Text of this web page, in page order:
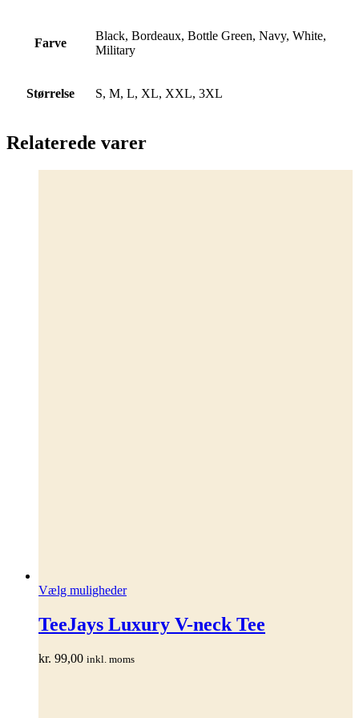
Farve
Black, Bordeaux, Bottle Green, Navy, White,
Military
Størrelse S, M, L, XL, XXL, 3XL
Relaterede varer
Vælg mulighederDette
flere
Mulighederne
TeeJays Luxury V-neck Tee
kr. 99,00 inkl. moms